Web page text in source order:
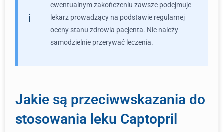
ewentualnym zakończeniu zawsze podejmuje
lekarz prowadzący na podstawie regularnej
oceny stanu zdrowia pacjenta. Nie należy
samodzielnie przerywać leczenia.
Jakie są przeciwwskazania do
stosowania leku Captopril